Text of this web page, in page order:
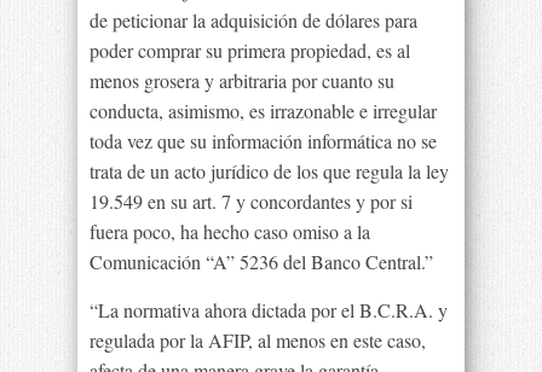
de peticionar la adquisición de dólares para
poder comprar su primera propiedad, es al
menos grosera y arbitraria por cuanto su
conducta, asimismo, es irrazonable e irregular
toda vez que su información informática no se
trata de un acto jurídico de los que regula la ley
19.549 en su art. 7 y concordantes y por si
fuera poco, ha hecho caso omiso a la
Comunicación “A” 5236 del Banco Central.”
“La normativa ahora dictada por el B.C.R.A. y
regulada por la AFIP, al menos en este caso,